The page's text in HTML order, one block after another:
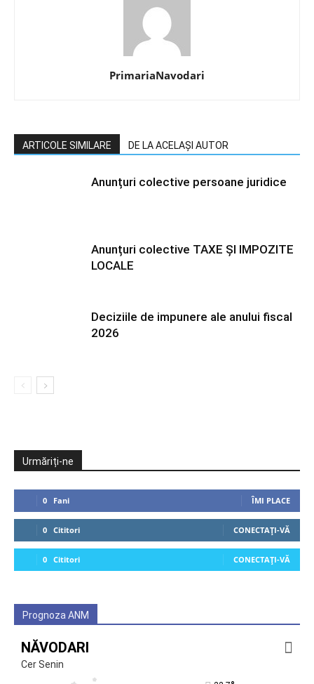
PrimariaNavodari
ARTICOLE SIMILARE DE LA ACELAȘI AUTOR
Anunțuri colective persoane juridice
Anunțuri colective TAXE ȘI IMPOZITE
LOCALE
Deciziile de impunere ale anului fiscal
2026
Urmăriți-ne
0 Fani ÎMI PLACE
0 Cititori CONECTAȚI-VĂ
0 Cititori CONECTAȚI-VĂ
Prognoza ANM
NĂVODARI
Cer Senin